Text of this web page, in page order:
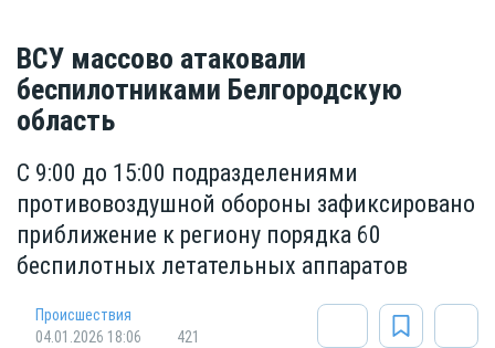
ВСУ массово атаковали
беспилотниками Белгородскую
область
С 9:00 до 15:00 подразделениями
противовоздушной обороны зафиксировано
приближение к региону порядка 60
беспилотных летательных аппаратов
Происшествия
04.01.2026 18:06
421